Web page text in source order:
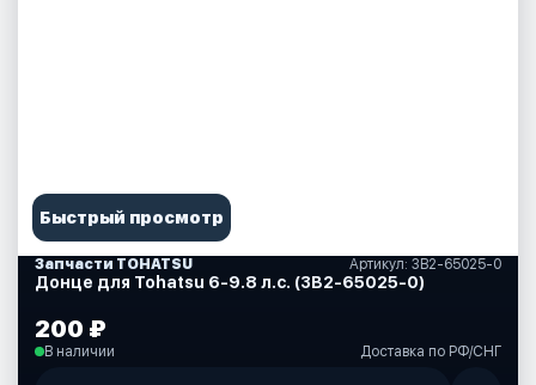
Быстрый просмотр
Запчасти TOHATSU Артикул: 3B2-65025-0
Донце для Tohatsu 6-9.8 л.с. (3B2-65025-0)
200 ₽
В наличии Доставка по РФ/СНГ